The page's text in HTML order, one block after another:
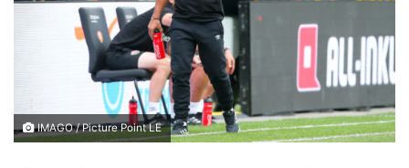
IMAGO / Picture Point LE